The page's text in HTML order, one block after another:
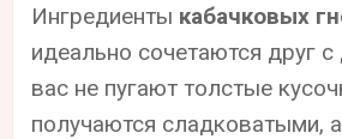
Ингредиенты кабачковых
идеально сочетаются друг
вас не пугают толстые
получаются сладковатыми,